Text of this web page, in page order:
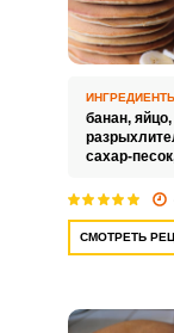
банан, яйцо,
сахар-
СМОТРЕТЬ